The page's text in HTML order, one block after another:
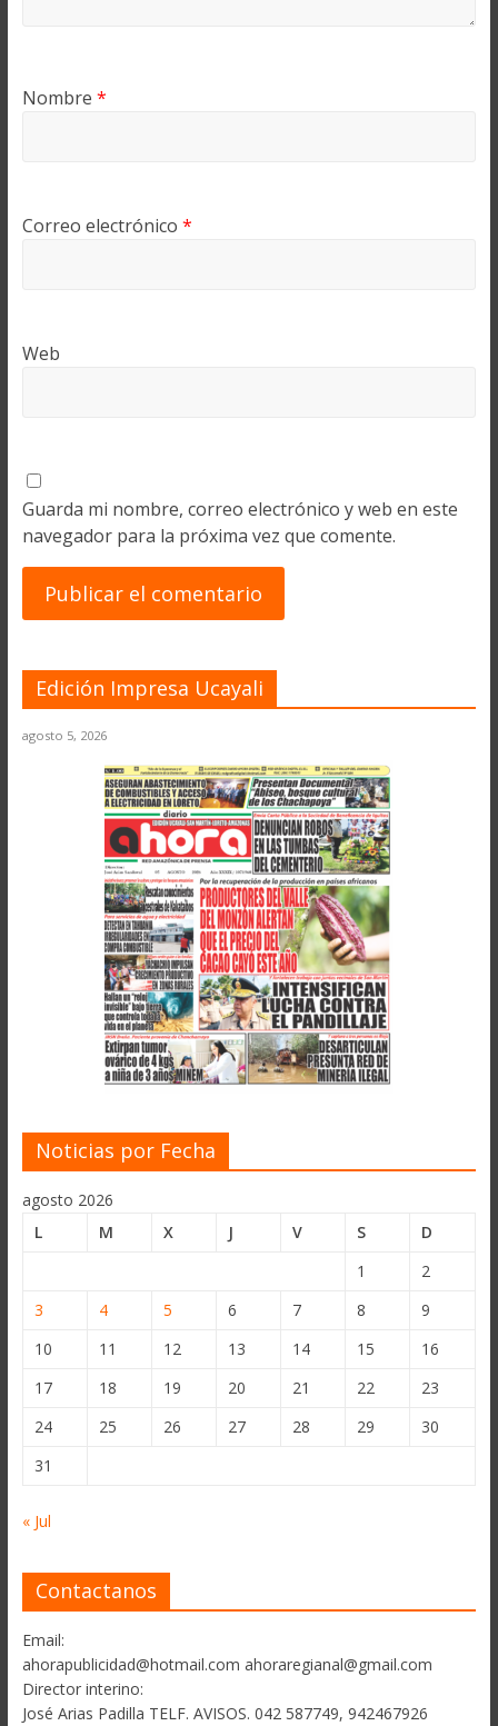
Nombre *
Correo electrónico *
Web
Guarda mi nombre, correo electrónico y web en este
navegador para la próxima vez que comente.
Edición Impresa Ucayali
agosto 5, 2026
Noticias por Fecha
agosto 2026
L
M X J V S
D
1
2
3
4 5 6 7 8
9
10
11 12 13 14 15
16
17
18 19 20 21 22
23
24
25 26 27 28 29
30
31
« Jul
Contactanos
Email:
ahorapublicidad@hotmail.com ahoraregianal@gmail.com
Director interino:
José Arias Padilla TELF. AVISOS. 042 587749, 942467926